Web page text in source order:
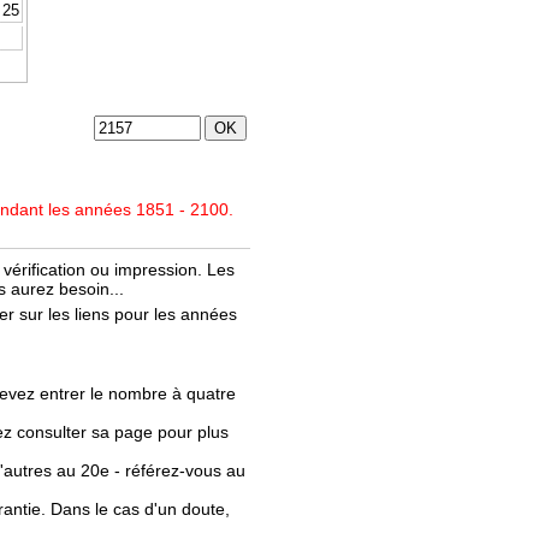
25
les années 1851 - 2100.
ou impression. Les
besoin...
sur les liens pour les années
entrer le nombre à quatre
consulter sa page pour plus
au 20e - référez-vous au
Dans le cas d'un doute,